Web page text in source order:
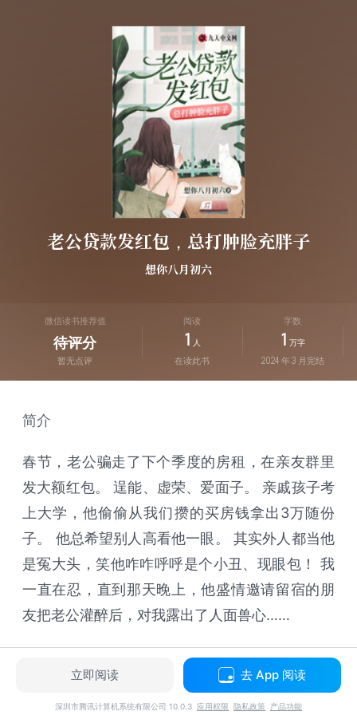
老公贷款发红包，总打肿脸充胖子
想你八月初六
微信读书推荐值
待评分
暂无点评
阅读
1 人
在读此书
字数
1 万字
2024 年 3 月完结
简介
春节，老公骗走了下个季度的房租，在亲友群里
发大额红包。 逞能、虚荣、爱面子。 亲戚孩子考
上大学，他偷偷从我们攒的买房钱拿出3万随份
子。 他总希望别人高看他一眼。 其实外人都当他
是冤大头，笑他咋咋呼呼是个小丑、现眼包！ 我
一直在忍，直到那天晚上，他盛情邀请留宿的朋
友把老公灌醉后，对我露出了人面兽心……
立即阅读 去 App 阅读
深圳市腾讯计算机系统有限公司 10.0.3 应用权限 隐私政策 产品功能